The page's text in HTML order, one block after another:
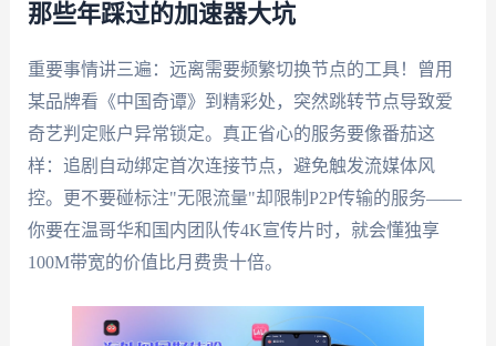
那些年踩过的加速器大坑
重要事情讲三遍：远离需要频繁切换节点的工具！曾用
某品牌看《中国奇谭》到精彩处，突然跳转节点导致爱
奇艺判定账户异常锁定。真正省心的服务要像番茄这
样：追剧自动绑定首次连接节点，避免触发流媒体风
控。更不要碰标注"无限流量"却限制P2P传输的服务——
你要在温哥华和国内团队传4K宣传片时，就会懂独享
100M带宽的价值比月费贵十倍。